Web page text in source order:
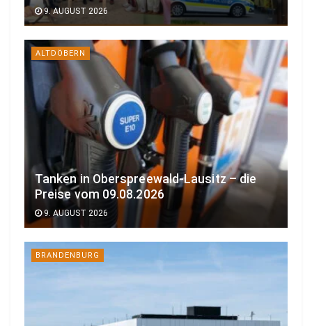
9. AUGUST 2026
ALTDÖBERN
Tanken in Oberspreewald-Lausitz – die
Preise vom 09.08.2026
9. AUGUST 2026
BRANDENBURG